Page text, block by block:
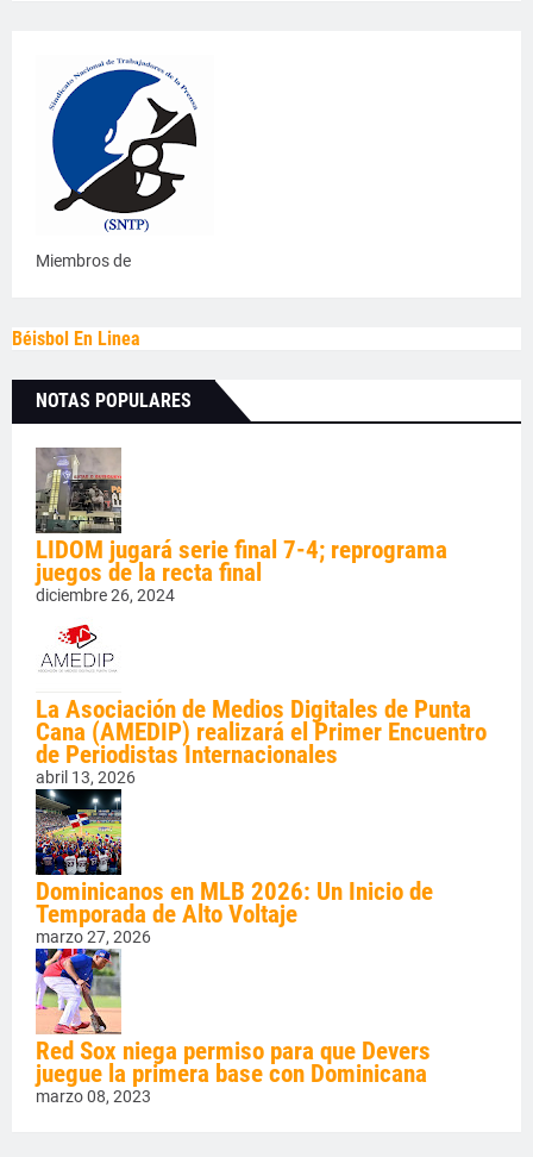
Miembros de
Béisbol En Linea
NOTAS POPULARES
LIDOM jugará serie final 7-4; reprograma
juegos de la recta final
diciembre 26, 2024
La Asociación de Medios Digitales de Punta
Cana (AMEDIP) realizará el Primer Encuentro
de Periodistas Internacionales
abril 13, 2026
Dominicanos en MLB 2026: Un Inicio de
Temporada de Alto Voltaje
marzo 27, 2026
Red Sox niega permiso para que Devers
juegue la primera base con Dominicana
marzo 08, 2023